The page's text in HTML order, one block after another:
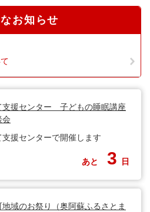
お知らせ
支援センター 子どもの睡眠講座
会
支援センターで開催します
あと 3 日
地域のお祭り（奥阿蘇ふるさとま